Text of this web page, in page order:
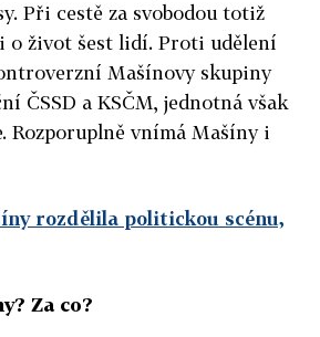
Při cestě za svobodou totiž
o život šest lidí. Proti udělení
Mašínovy skupiny
ČSSD a KSČM, jednotná však
Rozporuplně vnímá Mašíny i
rozdělila politickou scénu,
Za co?